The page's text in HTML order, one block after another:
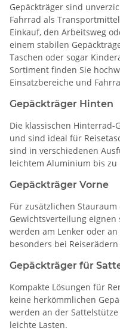
Gepäckträger sind
Fahrrad als
Einkauf, den Arbeitsweg
einem stabilen
Taschen oder sogar
Sortiment finden Sie
Einsatzbereiche und
Gepäckträger Hinten
Die klassischen Hinterrad-
und sind ideal für
sind in verschiedenen
leichtem Aluminium bis
Gepäckträger Vorne
Für zusätzlichen
Gewichtsverteilung eignen
werden am Lenker oder
besonders bei
Gepäckträger für
Kompakte Lösungen für
keine herkömmlichen
werden an der
leichte Lasten.